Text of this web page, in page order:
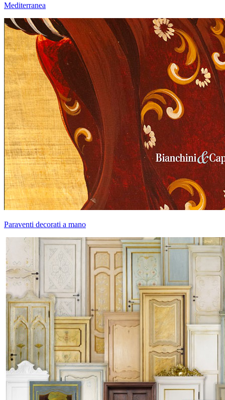
Mediterranea
Paraventi decorati a mano